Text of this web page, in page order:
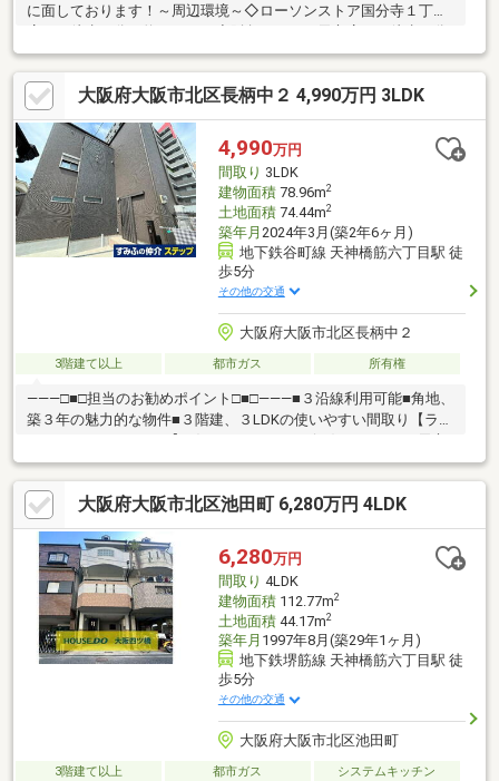
に面しております！～周辺環境～◇ローソンストア国分寺１丁目
（約２４０ｍ）◇サンディ天六店まで徒歩４分（約２７０ｍ）◇
国分寺公園まで徒歩２分（約１６０ｍ）◇豊崎東小学校まで徒歩
８分（約５７０ｍ）
大阪府大阪市北区長柄中２ 4,990万円 3LDK
4,990万円
間取り 3LDK
建物面積78.96m2
土地面積74.44m2
築年月 2024年3月(築2年6ヶ月)
地下鉄谷町線 天神橋筋六丁目駅 徒
歩5分
その他の交通
大阪府大阪市北区長柄中２
3階建て以上 都市ガス 所有権
―――□■□担当のお勧めポイント□■□―――■３沿線利用可能■角地、
築３年の魅力的な物件■３階建、３LDKの使いやすい間取り【ライ
フインフォメーション】〈スーパー・コンビニ〉・サンディ天六
店 徒歩６分（約４８０ｍ）・デイリーヤマザキ長柄中２丁目
店 徒歩２分（約１４０ｍ）〈保育園・小学校〉・鶴満寺保育
所 徒歩４分（約２８０ｍ）・豊崎東小学校 徒歩２分（約１４
０ｍ）・新豊崎中学校 徒歩４分（約２７０ｍ）お子様にも嬉し
い住環境♪
大阪府大阪市北区池田町 6,280万円 4LDK
6,280万円
間取り 4LDK
建物面積112.77m2
土地面積44.17m2
築年月 1997年8月(築29年1ヶ月)
地下鉄堺筋線 天神橋筋六丁目駅 徒
歩5分
その他の交通
大阪府大阪市北区池田町
3階建て以上 都市ガス システムキッチン